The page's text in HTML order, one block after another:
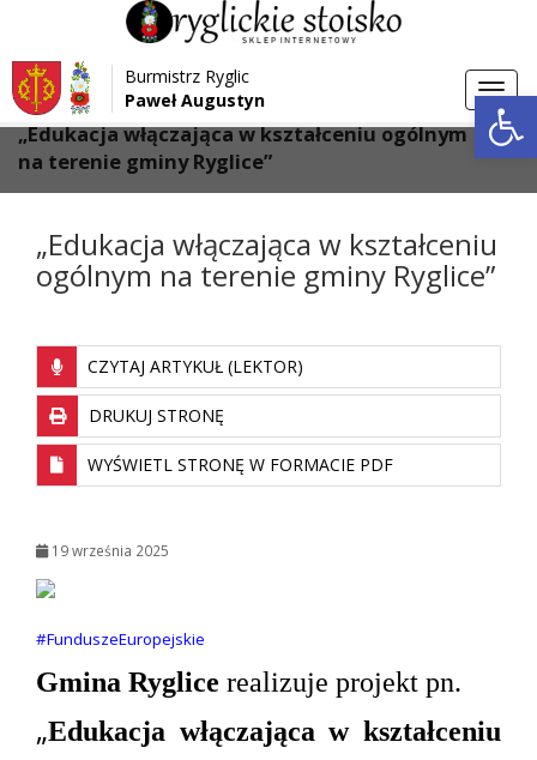
Przejdź do menu
Przejdź do głównej treści strony
Przejdź do stopki strony
Burmistrz Ryglic
Paweł Augustyn
Strona główna > Aktualności
„Edukacja włączająca w kształceniu ogólnym
na terenie gminy Ryglice”
„Edukacja włączająca w kształceniu
ogólnym na terenie gminy Ryglice”
CZYTAJ ARTYKUŁ (LEKTOR)
DRUKUJ STRONĘ
WYŚWIETL STRONĘ W FORMACIE PDF
19 września 2025
#FunduszeEuropejskie
Gmina Ryglice realizuje projekt pn.
„Edukacja włączająca w kształceniu